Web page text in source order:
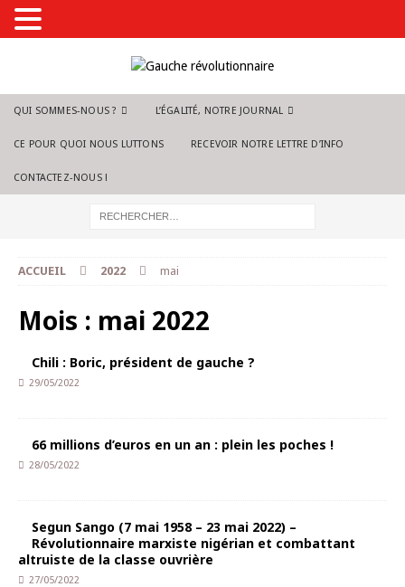
QUI SOMMES-NOUS ? L’ÉGALITÉ, NOTRE JOURNAL
CE POUR QUOI NOUS LUTTONS RECEVOIR NOTRE LETTRE D’INFO
CONTACTEZ-NOUS !
ACCUEIL 2022 mai
Mois : mai 2022
Chili : Boric, président de gauche ?
29/05/2022
66 millions d’euros en un an : plein les poches !
28/05/2022
Segun Sango (7 mai 1958 – 23 mai 2022) –
Révolutionnaire marxiste nigérian et combattant
altruiste de la classe ouvrière
27/05/2022